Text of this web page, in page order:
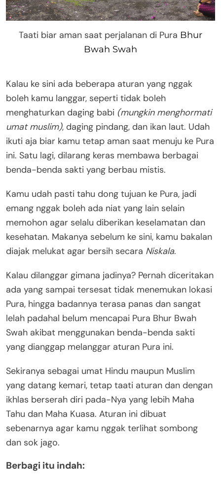
Taati biar aman saat perjalanan di Pura Bhur
Bwah Swah
Kalau ke sini ada beberapa aturan yang nggak
boleh kamu langgar, seperti tidak boleh
menghaturkan daging babi (mungkin menghormati
umat muslim), daging pindang, dan ikan laut. Udah
ikuti aja biar kamu tetap aman saat menuju ke Pura
ini. Satu lagi, dilarang keras membawa berbagai
benda-benda sakti yang berbau mistis.
Kamu udah pasti tahu dong tujuan ke Pura, jadi
emang nggak boleh ada niat yang lain selain
memohon agar selalu diberikan keselamatan dan
kesehatan. Makanya sebelum ke sini, kamu bakalan
diajak melukat agar bersih secara Niskala.
Kalau dilanggar gimana jadinya? Pernah diceritakan
ada yang sampai tersesat tidak menemukan lokasi
Pura, hingga badannya terasa panas dan sangat
lelah padahal belum mencapai Pura Bhur Bwah
Swah akibat menggunakan benda-benda sakti
yang dianggap melanggar aturan Pura ini.
Sekiranya sebagai umat Hindu maupun Muslim
yang datang kemari, tetap taati aturan dan dengan
ikhlas berserah diri pada-Nya yang lebih Maha
Tahu dan Maha Kuasa. Aturan ini dibuat
sebenarnya agar kamu nggak terlihat sombong
dan sok jago.
Berbagi itu indah: